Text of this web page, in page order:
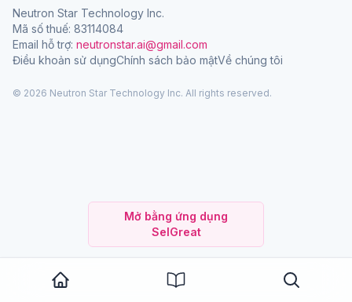
Mở bằng ứng dụng
SelGreat
Neutron Star Technology Inc.
Mã số thuế: 83114084
Email hỗ trợ: neutronstar.ai@gmail.com
Điều khoản sử dụngChính sách bảo mậtVề chúng tôi
© 2026 Neutron Star Technology Inc. All rights reserved.